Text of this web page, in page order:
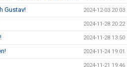
Gustav! 2024-12-03 20:03
2024-11-28 20:22
2024-11-28 13:50
2024-11-24 19:01
2024-11-21 19:46